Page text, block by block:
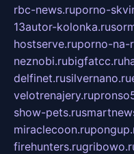
rbc-news.ruporno-
13autor-kolonka.ru
hostserve.ruporno-na-
neznobi.rubigfatcc.ru
delfinet.rusilvernano.ru
velotrenajery.ru
show-pets.ru
miraclecoon.ru
firehunters.ru